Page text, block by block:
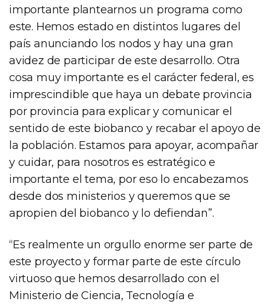
importante plantearnos un programa como
este. Hemos estado en distintos lugares del
país anunciando los nodos y hay una gran
avidez de participar de este desarrollo. Otra
cosa muy importante es el carácter federal, es
imprescindible que haya un debate provincia
por provincia para explicar y comunicar el
sentido de este biobanco y recabar el apoyo de
la población. Estamos para apoyar, acompañar
y cuidar, para nosotros es estratégico e
importante el tema, por eso lo encabezamos
desde dos ministerios y queremos que se
apropien del biobanco y lo defiendan”.
“Es realmente un orgullo enorme ser parte de
este proyecto y formar parte de este círculo
virtuoso que hemos desarrollado con el
Ministerio de Ciencia, Tecnología e